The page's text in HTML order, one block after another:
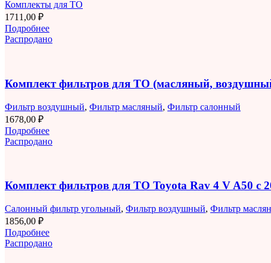
Комплекты для ТО
1711,00 ₽
Подробнее
Распродано
Комплект фильтров для ТО (масляный,
Фильтр воздушный, Фильтр масляный, Фильтр салонный
1678,00 ₽
Подробнее
Распродано
Комплект фильтров для ТО Toyota Rav 4 V A50 с
Салонный фильтр угольный, Фильтр воздушный, Фильтр
1856,00 ₽
Подробнее
Распродано